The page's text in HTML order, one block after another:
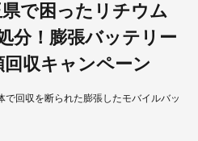
県で困ったリチウム
分！膨張バッテリー
収キャンペーン
回収を断られた膨張したモバイルバッ